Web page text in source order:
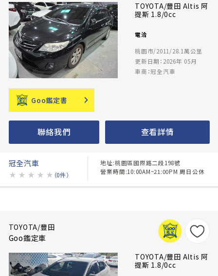
TOYOTA/豐田 Altis 阿
提斯 1.8/0cc
電洽
桃園市/2011/28.1萬公里
更新日期：2026年 05月
車商：冠全汽車
Goo鑑定書
聯絡我們 查看詳情
冠全汽車
★ ★ ★ ★ ★ （0件）
地址:桃園區國際路二段198號
營業時間:10:00AM~21:00PM 周日公休
TOYOTA/豐田
Goo鑑定車
TOYOTA/豐田 Altis 阿
提斯 1.8/0cc